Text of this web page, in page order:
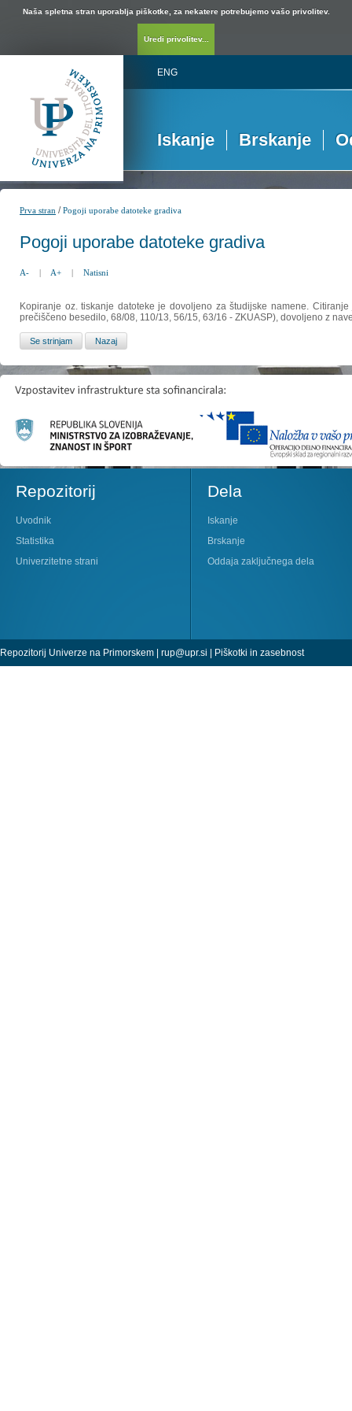
Naša spletna stran uporablja piškotke, za nekatere potrebujemo vašo privolitev.
Uredi privolitev...
ENG
Iskanje Brskanje
Prva stran /Pogoji uporabe datoteke gradiva
Pogoji uporabe datoteke gradiva
A- | A+ | Natisni
Kopiranje oz. tiskanje datoteke je dovoljeno za študijske namene.
prečiščeno besedilo, 68/08, 110/13, 56/15, 63/16 - ZKUASP), dovoljeno z
Repozitorij
Uvodnik
Statistika
Univerzitetne strani
Dela
Iskanje
Brskanje
Oddaja zaključnega dela
Repozitorij Univerze na Primorskem | rup@upr.si | Piškotki in zasebnost